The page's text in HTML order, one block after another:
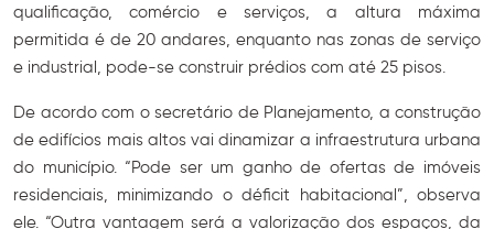
qualificação, comércio e serviços, a altura máxima
permitida é de 20 andares, enquanto nas zonas de serviço
e industrial, pode-se construir prédios com até 25 pisos.
De acordo com o secretário de Planejamento, a construção
de edifícios mais altos vai dinamizar a infraestrutura urbana
do município. “Pode ser um ganho de ofertas de imóveis
residenciais, minimizando o déficit habitacional”, observa
ele. “Outra vantagem será a valorização dos espaços, da